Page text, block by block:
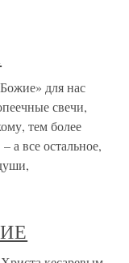
для нас
свечи,
тем более
а все остальное,